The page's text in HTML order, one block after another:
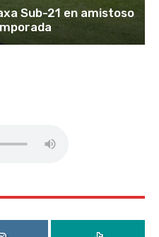
Sub-21 en amistoso